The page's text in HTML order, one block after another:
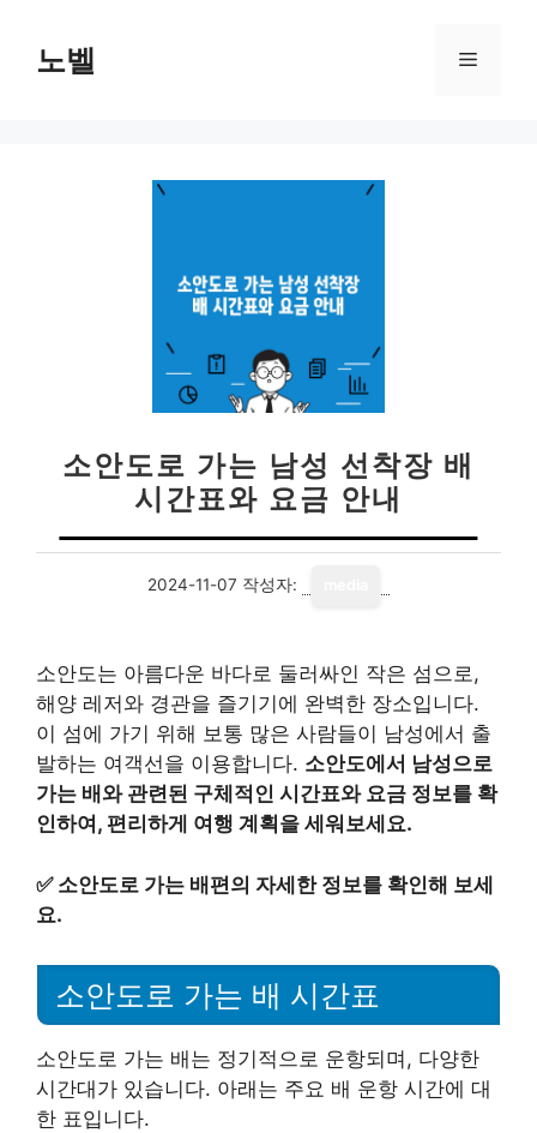
노벨 메
소안도로 가는 남성 선착장 배
시간표와 요금 안내
2024-11-07 작성자:
소안도는 아름다운 바다로 둘러싸인 작은 섬으로,
해양 레저와 경관을 즐기기에 완벽한 장소입니다.
이 섬에 가기 위해 보통 많은 사람들이 남성에서 출
발하는 여객선을 이용합니다. 소안도에서 남성으로
가는 배와 관련된 구체적인 시간표와 요금 정보를 확
인하여, 편리하게 여행 계획을 세워보세요.
✅ 소안도로 가는 배편의 자세한 정보를 확인해 보세
요.
소안도로 가는 배 시간표
소안도로 가는 배는 정기적으로 운항되며, 다양한
시간대가 있습니다. 아래는 주요 배 운항 시간에 대
한 표입니다.